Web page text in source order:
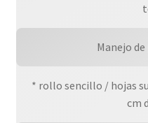
Manejo
* rollo sencillo / hojas
cm